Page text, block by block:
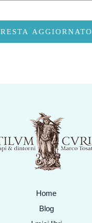
RESTA AGGIORNATO
Home
Blog